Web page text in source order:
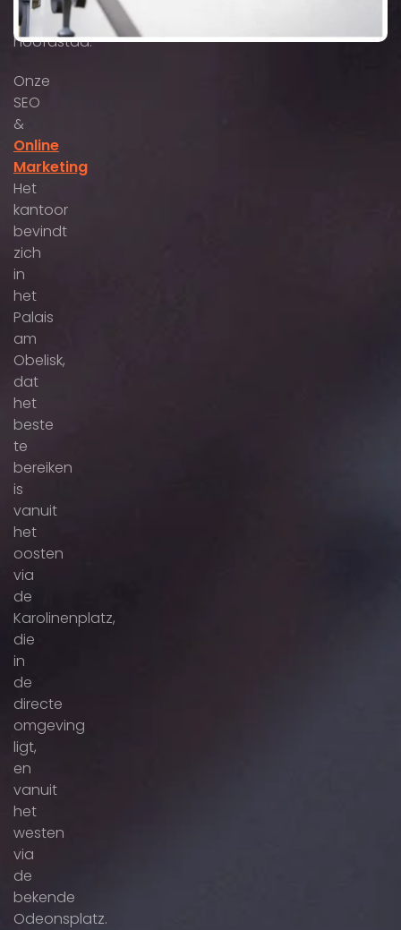
Beierse
hoofdstad.
Onze
SEO
&
Online
Marketing
Het
kantoor
bevindt
zich
in
het
Palais
am
Obelisk,
dat
het
beste
te
bereiken
is
vanuit
het
oosten
via
de
Karolinenplatz,
die
in
de
directe
omgeving
ligt,
en
vanuit
het
westen
via
de
bekende
Odeonsplatz.